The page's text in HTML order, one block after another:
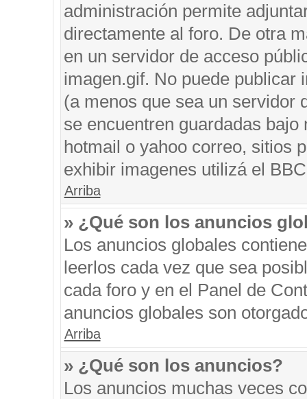
administración permite
directamente al foro. De otra
en un servidor de acceso
imagen.gif. No puede publicar
(a menos que sea un servidor
se encuentren guardadas
hotmail o yahoo correo, sitios
exhibir imagenes utilizá el
Arriba
» ¿Qué son los anuncios
Los anuncios globales
leerlos cada vez que sea
cada foro y en el Panel de
anuncios globales son
Arriba
» ¿Qué son los anuncios?
Los anuncios muchas veces